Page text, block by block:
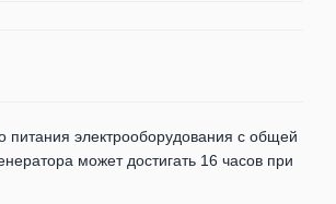
питания электрооборудования с общей
может достигать 16 часов при